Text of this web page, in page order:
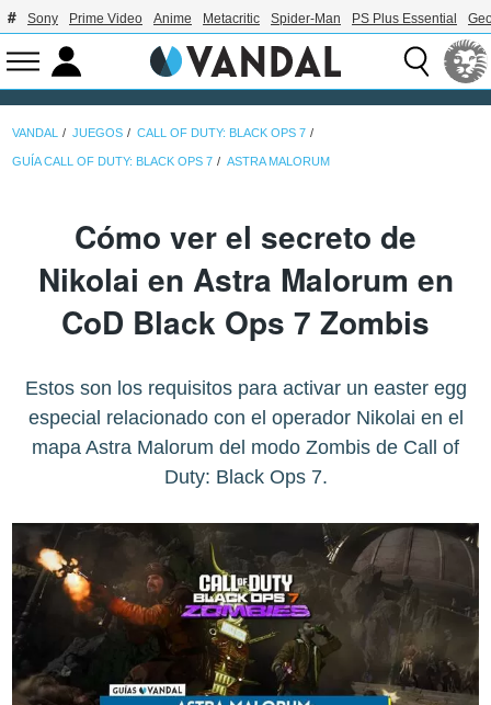
Sony Prime Video Anime Metacritic Spider-Man PS Plus Essential
VANDAL JUEGOS CALL OF DUTY: BLACK OPS 7
GUÍA CALL OF DUTY: BLACK OPS 7 ASTRA MALORUM
Cómo ver el secreto de
Nikolai en Astra Malorum en
CoD Black Ops 7 Zombis
Estos son los requisitos para activar un easter egg
especial relacionado con el operador Nikolai en el
mapa Astra Malorum del modo Zombis de Call of
Duty: Black Ops 7.